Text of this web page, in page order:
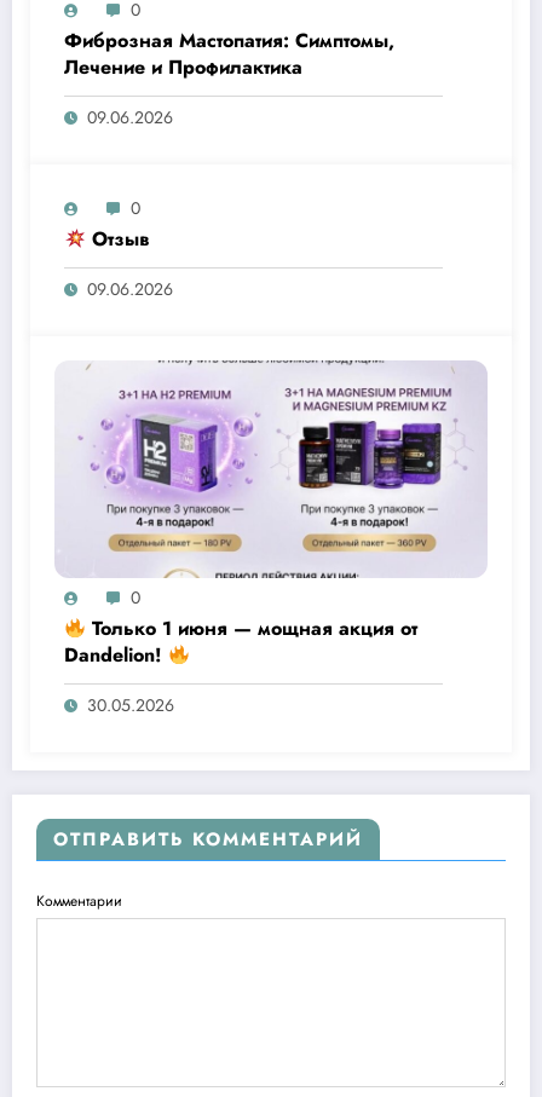
0
Фиброзная Мастопатия: Симптомы,
Лечение и Профилактика
09.06.2026
0
Отзыв
09.06.2026
0
Только 1 июня — мощная акция от
Dandelion!
30.05.2026
ОТПРАВИТЬ КОММЕНТАРИЙ
Комментарии